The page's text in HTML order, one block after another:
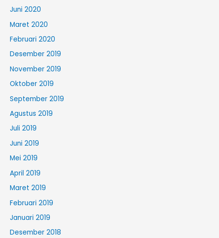
Juni 2020
Maret 2020
Februari 2020
Desember 2019
November 2019
Oktober 2019
September 2019
Agustus 2019
Juli 2019
Juni 2019
Mei 2019
April 2019
Maret 2019
Februari 2019
Januari 2019
Desember 2018